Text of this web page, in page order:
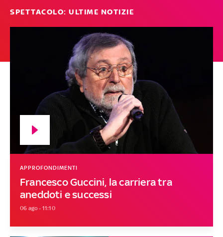
SPETTACOLO: ULTIME NOTIZIE
Francesco Guccini, la carriera tra
aneddoti e successi
APPROFONDIMENTI
06 ago - 11:10